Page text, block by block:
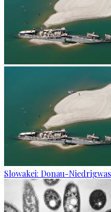
Slowakei: Donau-